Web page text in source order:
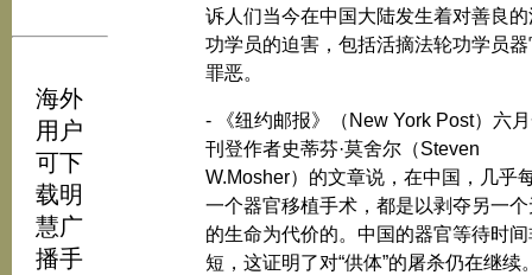
海外
用户
可下
载明
慧广
播手
诉人们当今在中国大陆发生着对善良的
功学员的迫害，包括活摘法轮功学员器
罪恶。
- 《纽约邮报》（New York Post）六
刊登作者史蒂芬·莫舍尔（Steven
W.Mosher）的文章说，在中国，几乎
一个器官移植手术，都是以剥夺另一个
的生命为代价的。中国的器官等待时间
短，这证明了对“供体”的屠杀仍在继续